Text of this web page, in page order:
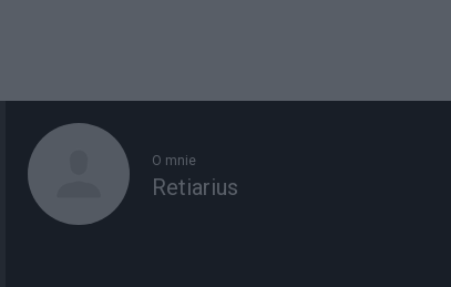
O mnie
Retiarius